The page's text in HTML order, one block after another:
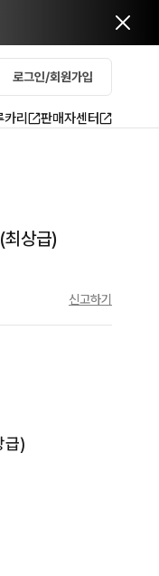
로그인/회원가입
카리 판매자센터
상급)
신고하기
급)